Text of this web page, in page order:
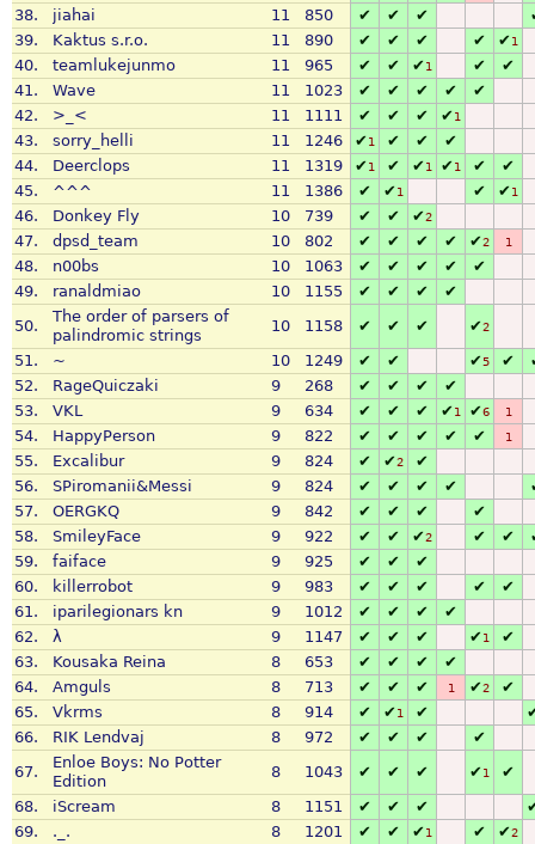
38.
jiahai 11 850 ✔ ✔ ✔
39.
Kaktus s.r.o. 11 890 ✔ ✔ ✔ ✔ ✔1
40. teamlukejunmo 11 965 ✔ ✔ ✔1 ✔
✔
41.
Wave 11 1023 ✔ ✔ ✔ ✔
✔
42.
>_< 11 1111 ✔ ✔ ✔ ✔1
43. sorry_helli 11 1246 ✔1 ✔ ✔
✔
44.
Deerclops 11 1319 ✔1 ✔ ✔1 ✔1 ✔
✔
45.
^^^ 11 1386 ✔ ✔1 ✔ ✔1
46. Donkey Fly 10 739 ✔ ✔ ✔2
47. dpsd_team 10 802 ✔ ✔ ✔ ✔ ✔2 1
48. n00bs 10 1063 ✔ ✔ ✔ ✔
✔
49.
ranaldmiao 10 1155 ✔ ✔ ✔
✔
50.
The order of parsers of
palindromic strings
10 1158 ✔ ✔ ✔ ✔2
51. ~ 10 1249 ✔ ✔ ✔5 ✔
52.
RageQuiczaki 9 268 ✔ ✔ ✔
✔
53.
VKL 9 634 ✔ ✔ ✔ ✔1 ✔6 1
54. HappyPerson 9 822 ✔ ✔ ✔ ✔ ✔ 1
55. Excalibur 9 824 ✔ ✔2
✔
56.
SPiromanii&Messi 9 824 ✔ ✔ ✔ ✔
57.
OERGKQ 9 842 ✔ ✔ ✔
✔
58.
SmileyFace 9 922 ✔ ✔ ✔2 ✔ ✔
59.
faiface 9 925 ✔ ✔
✔
60.
killerrobot 9 983 ✔ ✔ ✔ ✔
✔
61.
iparilegionars kn 9 1012 ✔ ✔ ✔
✔
62.
λ 9 1147 ✔ ✔ ✔ ✔1
✔
63.
Kousaka Reina 8 653 ✔ ✔ ✔
✔
64.
Amguls 8 713 ✔ ✔ ✔ 1 ✔2
✔
65.
Vkrms 8 914 ✔ ✔1 ✔
66.
RIK Lendvaj 8 972 ✔ ✔ ✔
✔
67.
Enloe Boys: No Potter
Edition
8 1043 ✔ ✔ ✔ ✔1
✔
68.
iScream 8 1151 ✔ ✔ ✔
69.
._. 8 1201 ✔ ✔ ✔1 ✔ ✔2